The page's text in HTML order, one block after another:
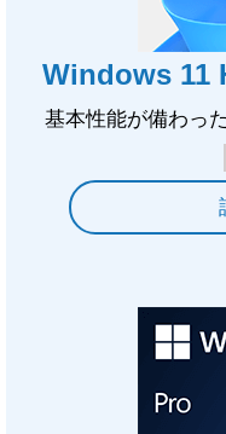
Windows 11
基本性能が備わっ